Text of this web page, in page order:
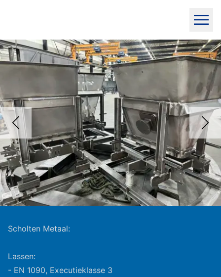
Scholten Metaal:
Lassen:
- EN 1090, Executieklasse 3